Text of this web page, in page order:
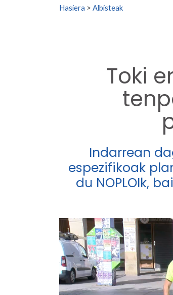
Search for:
Hasiera > Albisteak
Toki
Indarrean
espezifikoak
du NOPLOIk,